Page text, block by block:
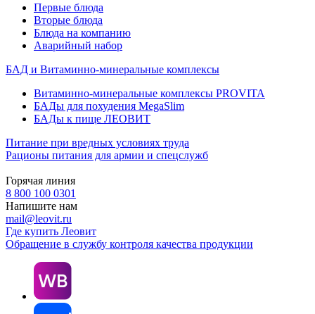
Первые блюда
Вторые блюда
Блюда на компанию
Аварийный набор
БАД и Витаминно-минеральные комплексы
Витаминно-минеральные комплексы PROVITA
БАДы для похудения MegaSlim
БАДы к пище ЛЕОВИТ
Питание при вредных условиях труда
Рационы питания для армии и спецслужб
Горячая линия
8 800 100 0301
Напишите нам
mail@leovit.ru
Где купить Леовит
Обращение в службу контроля качества продукции